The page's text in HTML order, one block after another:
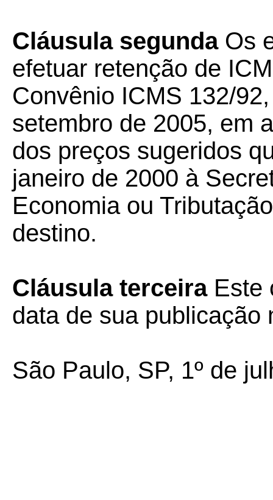
Cláusula segunda Os
efetuar retenção de
Convênio ICMS 132/
setembro de 2005, em
dos preços sugeridos
janeiro de 2000 à
Economia ou
destino.
Cláusula terceiraEste
data de sua publicação
São Paulo, SP, 1º de